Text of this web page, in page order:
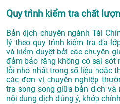
Quy trình kiểm tra chất
Bản dịch chuyên ngành Tài
lý theo quy trình kiểm tra đa
và kiểm duyệt bởi các chuyên
đảm bảo rằng không có sai sót
lỗi nhỏ nhất trong số liệu hoặc
các đơn vị chuyên nghiệp
tra song song giữa bản dịch và
nội dung dịch đúng ý, khớp